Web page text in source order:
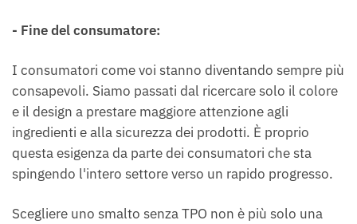
- Fine del consumatore:
I consumatori come voi stanno diventando sempre più
consapevoli. Siamo passati dal ricercare solo il colore
e il design a prestare maggiore attenzione agli
ingredienti e alla sicurezza dei prodotti. È proprio
questa esigenza da parte dei consumatori che sta
spingendo l'intero settore verso un rapido progresso.
Scegliere uno smalto senza TPO non è più solo una